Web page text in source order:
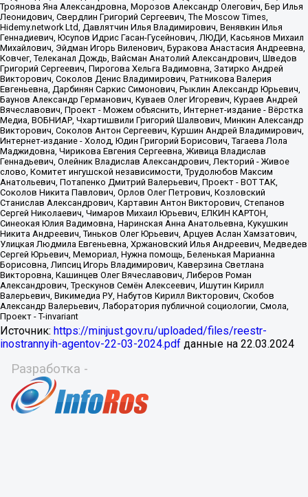
Источник: https://minjust.gov.ru/uploaded/files/reestr-
inostrannyih-agentov-22-03-2024.pdf данные на 22.03.2024
Разработка -